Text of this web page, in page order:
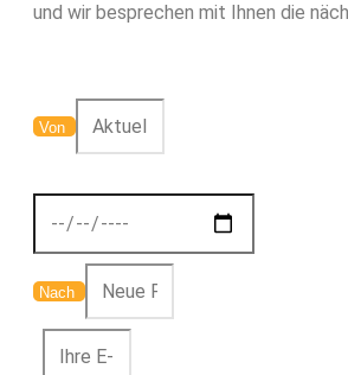
und wir besprechen mit Ihnen die
Von
Nach